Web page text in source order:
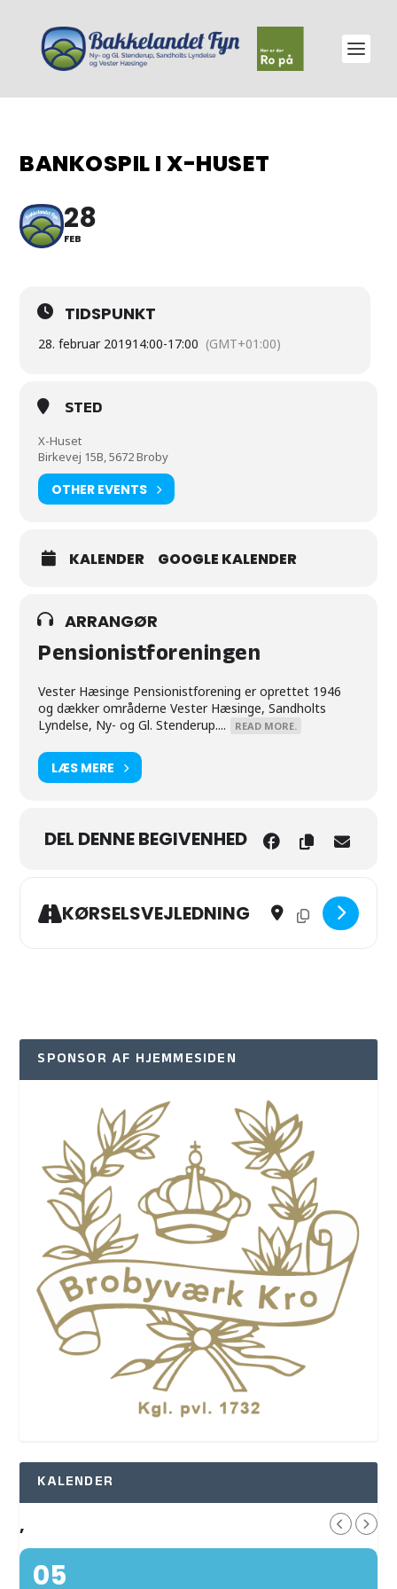
BANKOSPIL I X-HUSET
28
FEB
TIDSPUNKT
28. februar 201914:00-17:00 (GMT+01:00)
STED
X-Huset
Birkevej 15B, 5672 Broby
OTHER EVENTS
KALENDER GOOGLE KALENDER
ARRANGØR
Pensionistforeningen
Vester Hæsinge Pensionistforening er oprettet 1946
og dækker områderne Vester Hæsinge, Sandholts
Lyndelse, Ny- og Gl. Stenderup....
READ MORE.
LÆS MERE
DEL DENNE BEGIVENHED
KØRSELSVEJLEDNING Address - Bankospil i X-
Destination
SPONSOR AF HJEMMESIDEN
KALENDER
,
05